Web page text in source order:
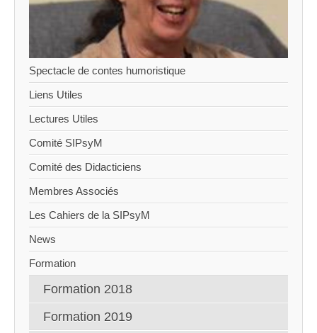
Spectacle de contes humoristique
Liens Utiles
Lectures Utiles
Comité SIPsyM
Comité des Didacticiens
Membres Associés
Les Cahiers de la SIPsyM
News
Formation
Formation 2018
Formation 2019